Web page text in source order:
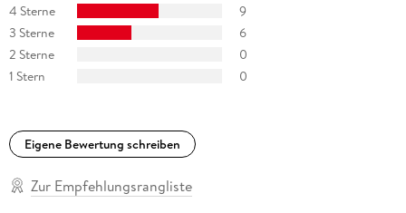
4 Sterne
9
3 Sterne
6
2 Sterne
0
1 Stern
0
Eigene Bewertung schreiben
Zur Empfehlungsrangliste